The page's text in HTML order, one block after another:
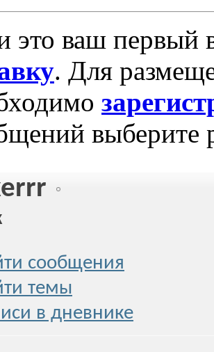
это ваш первый
. Для
выберите
сообщения
темы
в дневнике